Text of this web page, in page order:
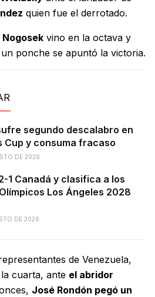
quien fue el derrotado.
vino en la octava y
ponche se apuntó la victoria.
segundo descalabro en
Cup y consuma fracaso
DE 2026
1 Canadá y clasifica a los
Los Ángeles 2028
DE 2026
de Venezuela,
cuarta, ante el abridor
José Rondón pegó un